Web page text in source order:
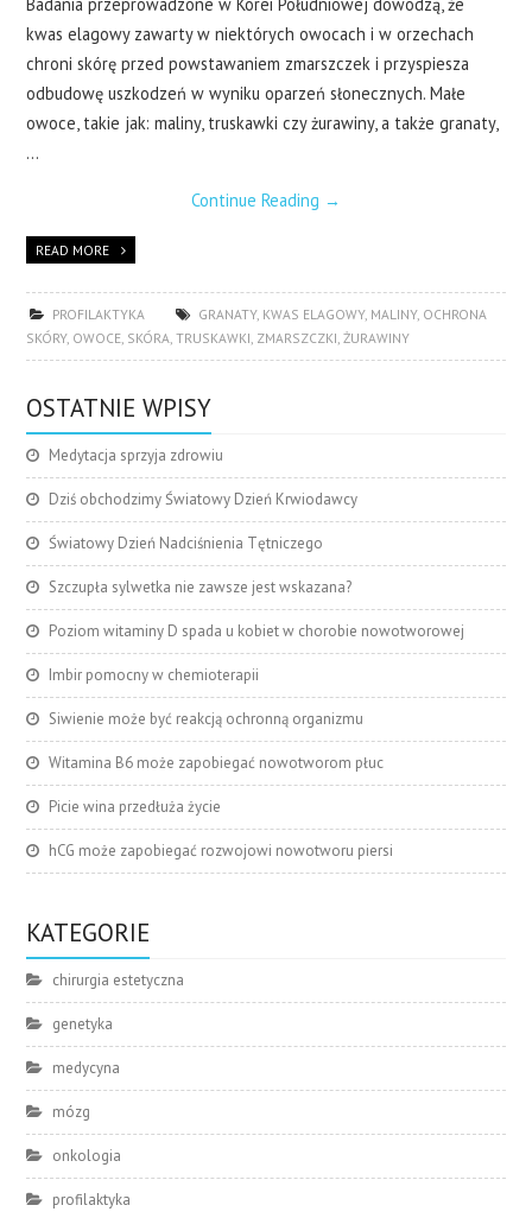
Badania przeprowadzone w Korei Południowej dowodzą, że
kwas elagowy zawarty w niektórych owocach i w orzechach
chroni skórę przed powstawaniem zmarszczek i przyspiesza
odbudowę uszkodzeń w wyniku oparzeń słonecznych. Małe
owoce, takie jak: maliny, truskawki czy żurawiny, a także granaty,
…
Continue Reading →
READ MORE
PROFILAKTYKA GRANATY, KWAS ELAGOWY, MALINY, OCHRONA
SKÓRY, OWOCE, SKÓRA,TRUSKAWKI, ZMARSZCZKI,ŻURAWINY
OSTATNIE WPISY
Medytacja sprzyja zdrowiu
Dziś obchodzimy Światowy Dzień Krwiodawcy
Światowy Dzień Nadciśnienia Tętniczego
Szczupła sylwetka nie zawsze jest wskazana?
Poziom witaminy D spada u kobiet w chorobie nowotworowej
Imbir pomocny w chemioterapii
Siwienie może być reakcją ochronną organizmu
Witamina B6 może zapobiegać nowotworom płuc
Picie wina przedłuża życie
hCG może zapobiegać rozwojowi nowotworu piersi
KATEGORIE
chirurgia estetyczna
genetyka
medycyna
mózg
onkologia
profilaktyka